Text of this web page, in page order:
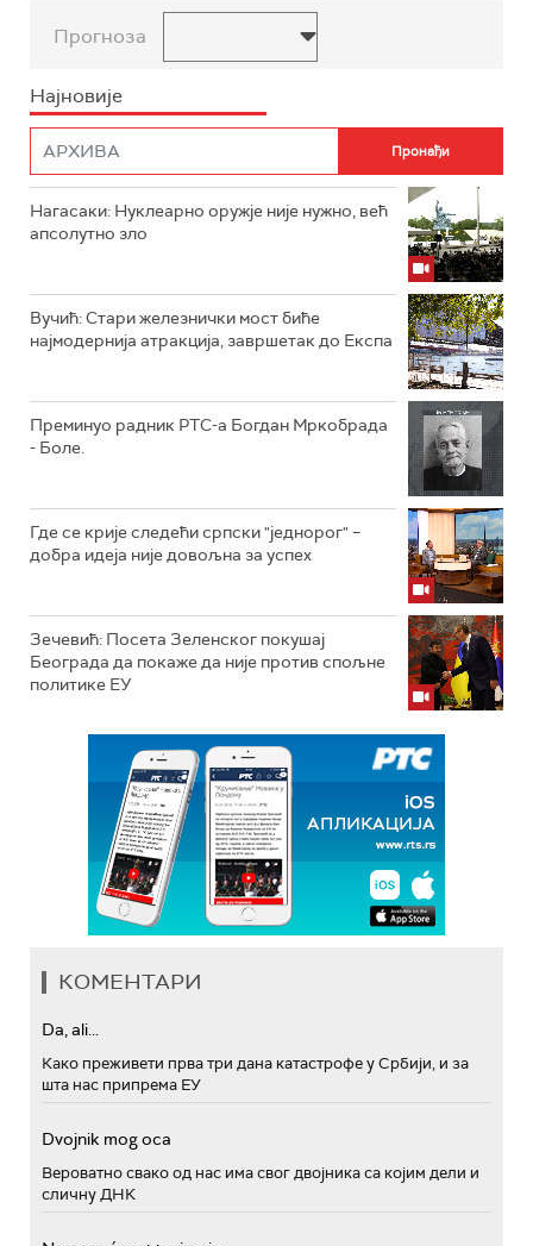
Прогноза
Најновије
Нагасаки: Нуклеарно оружје није нужно, већ
апсолутно зло
Вучић: Стари железнички мост биће
најмодернија атракција, завршетак до Експа
Преминуо радник РТС-а Богдан Мркобрада
- Боле.
Где се крије следећи српски "једнорог" –
добра идеја није довољна за успех
Зечевић: Посета Зеленског покушај
Београда да покаже да није против спољне
политике ЕУ
КОМЕНТАРИ
Da, ali...
Како преживети прва три дана катастрофе у Србији, и за
шта нас припрема ЕУ
Dvojnik mog oca
Вероватно свако од нас има свог двојника са којим дели и
сличну ДНК